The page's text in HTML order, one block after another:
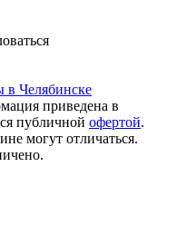
в Челябинске
приведена в
публичной офертой.
могут отличаться.